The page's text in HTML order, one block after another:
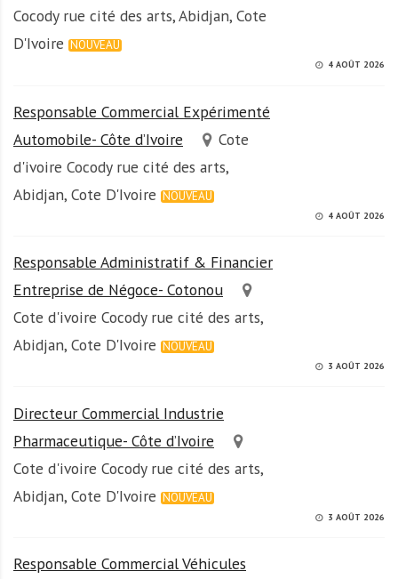
Cocody rue cité des arts, Abidjan, Cote
D'Ivoire NOUVEAU
4 AOÛT 2026
Responsable Commercial Expérimenté
Automobile- Côte d’Ivoire
Cote
d'ivoire Cocody rue cité des arts,
Abidjan, Cote D'Ivoire NOUVEAU
4 AOÛT 2026
Responsable Administratif & Financier
Entreprise de Négoce- Cotonou
Cote d'ivoire Cocody rue cité des arts,
Abidjan, Cote D'Ivoire NOUVEAU
3 AOÛT 2026
Directeur Commercial Industrie
Pharmaceutique- Côte d’Ivoire
Cote d'ivoire Cocody rue cité des arts,
Abidjan, Cote D'Ivoire NOUVEAU
3 AOÛT 2026
Responsable Commercial Véhicules